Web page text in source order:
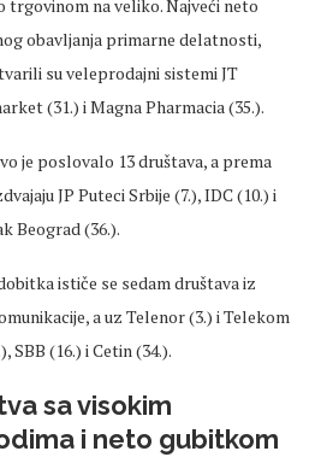
trgovinom na veliko. Najveći neto
obavljanja primarne delatnosti,
su veleprodajni sistemi JT
(31.) i Magna Pharmacia (35.).
je poslovalo 13 društava, a prema
JP Puteci Srbije (7.), IDC (10.) i
Beograd (36.).
ističe se sedam društava iz
a uz Telenor (3.) i Telekom
SBB (16.) i Cetin (34.).
sa visokim
i neto gubitkom